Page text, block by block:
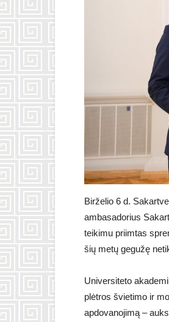
Birželio 6 d.
ambasadorius
teikimu priimtas
šių metų gegužę
Universiteto
plėtros švietimo ir
apdovanojimą –